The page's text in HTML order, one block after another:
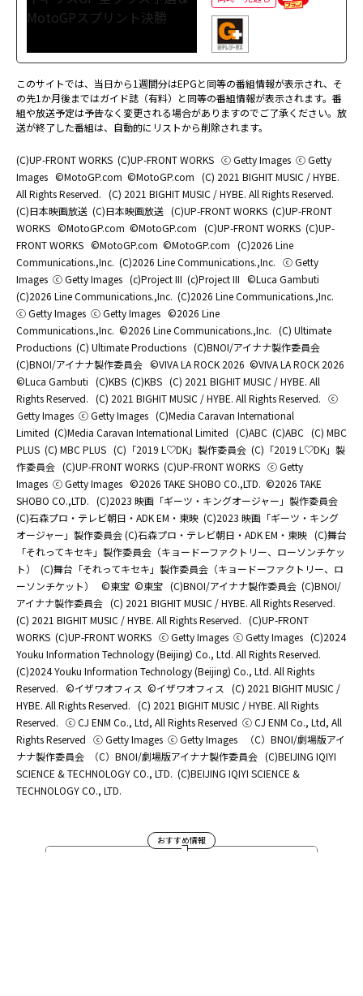
このサイトでは、当日から1週間分はEPGと同等の番組情報が表示され、そ
の先1か月後まではガイド誌（有料）と同等の番組情報が表示されます。番
組や放送予定は予告なく変更される場合がありますのでご了承ください。放
送が終了した番組は、自動的にリストから削除されます。
(C)UP-FRONT WORKS (C)UP-FRONT WORKS ⓒ Getty Images ⓒ Getty
Images ©MotoGP.com ©MotoGP.com (C) 2021 BIGHIT MUSIC / HYBE.
All Rights Reserved. (C) 2021 BIGHIT MUSIC / HYBE. All Rights Reserved.
(C)日本映画放送 (C)日本映画放送 (C)UP-FRONT WORKS (C)UP-FRONT
WORKS ©MotoGP.com ©MotoGP.com (C)UP-FRONT WORKS (C)UP-
FRONT WORKS ©MotoGP.com ©MotoGP.com (C)2026 Line
Communications.,Inc. (C)2026 Line Communications.,Inc. ⓒ Getty
Images ⓒ Getty Images (c)Project III (c)Project III ©Luca Gambuti
(C)2026 Line Communications.,Inc. (C)2026 Line Communications.,Inc.
ⓒ Getty Images ⓒ Getty Images ©2026 Line
Communications.,Inc. ©2026 Line Communications.,Inc. (C) Ultimate
Productions (C) Ultimate Productions (C)BNOI/アイナナ製作委員会
(C)BNOI/アイナナ製作委員会 ©️VIVA LA ROCK 2026 ©️VIVA LA ROCK 2026
©Luca Gambuti (C)KBS (C)KBS (C) 2021 BIGHIT MUSIC / HYBE. All
Rights Reserved. (C) 2021 BIGHIT MUSIC / HYBE. All Rights Reserved. ⓒ
Getty Images ⓒ Getty Images (C)Media Caravan International
Limited (C)Media Caravan International Limited (C)ABC (C)ABC (C) MBC
PLUS (C) MBC PLUS (C)「2019 L♡DK」製作委員会 (C)「2019 L♡DK」製
作委員会 (C)UP-FRONT WORKS (C)UP-FRONT WORKS ⓒ Getty
Images ⓒ Getty Images ©2026 TAKE SHOBO CO.,LTD. ©2026 TAKE
SHOBO CO.,LTD. (C)2023 映画「ギーツ・キングオージャー」製作委員会
(C)石森プロ・テレビ朝日・ADK EM・東映 (C)2023 映画「ギーツ・キング
オージャー」製作委員会 (C)石森プロ・テレビ朝日・ADK EM・東映 (C)舞台
「それってキセキ」製作委員会（キョードーファクトリー、ローソンチケッ
ト）
(C)舞台「それってキセキ」製作委員会（キョードーファクトリー、ロ
ーソンチケット）
©東宝 ©東宝 (C)BNOI/アイナナ製作委員会 (C)BNOI/
アイナナ製作委員会 (C) 2021 BIGHIT MUSIC / HYBE. All Rights Reserved.
(C) 2021 BIGHIT MUSIC / HYBE. All Rights Reserved. (C)UP-FRONT
WORKS (C)UP-FRONT WORKS ⓒ Getty Images ⓒ Getty Images (C)2024
Youku Information Technology (Beijing) Co., Ltd. All Rights Reserved.
(C)2024 Youku Information Technology (Beijing) Co., Ltd. All Rights
Reserved. ©イザワオフィス ©イザワオフィス
(C) 2021 BIGHIT MUSIC /
HYBE. All Rights Reserved. (C) 2021 BIGHIT MUSIC / HYBE. All Rights
Reserved. ⓒ CJ ENM Co., Ltd, All Rights Reserved ⓒ CJ ENM Co., Ltd, All
Rights Reserved ⓒ Getty Images ⓒ Getty Images
（C）BNOI/劇場版アイ
ナナ製作委員会
（C）BNOI/劇場版アイナナ製作委員会 (C)BEIJING IQIYI
SCIENCE & TECHNOLOGY CO., LTD. (C)BEIJING IQIYI SCIENCE &
TECHNOLOGY CO., LTD.
おすすめ情報